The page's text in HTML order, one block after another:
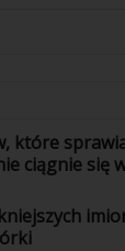
które
ciągnie się